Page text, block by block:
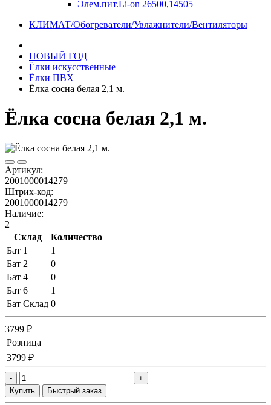
Элем.пит.Li-on 26500,14505
КЛИМАТ/Обогреватели/Увлажнители/Вентиляторы
НОВЫЙ ГОД
Ёлки искусственные
Ёлки ПВХ
Ёлка сосна белая 2,1 м.
Ёлка сосна белая 2,1 м.
Артикул:
2001000014279
Штрих-код:
2001000014279
Наличие:
2
Склад
Количество
Бат 1
1
Бат 2
0
Бат 4
0
Бат 6
1
Бат Склад 0
3799 ₽
Розница
3799 ₽
-
+
Купить
Быстрый заказ